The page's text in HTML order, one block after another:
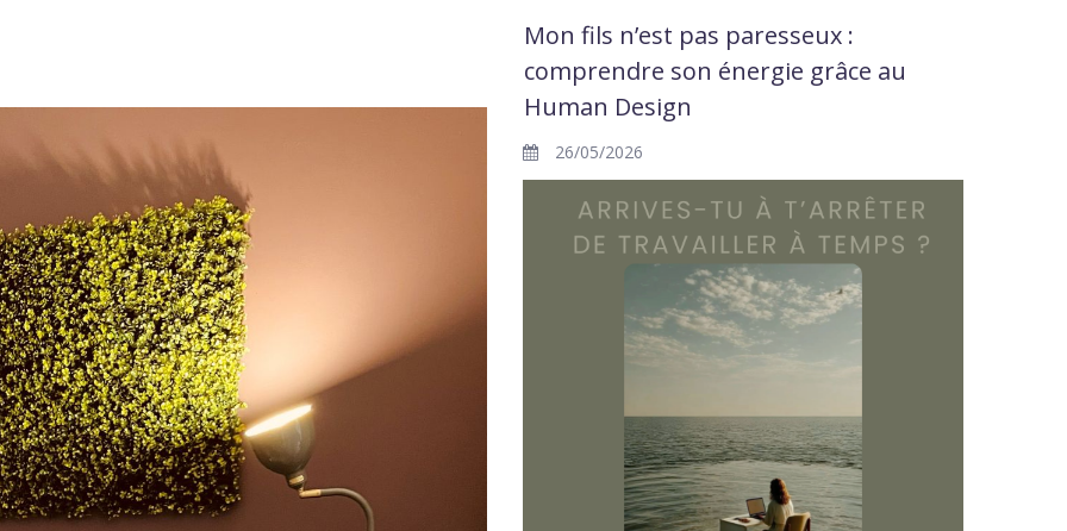
Mon fils n’est pas paresseux :
comprendre son énergie grâce au
Human Design
26/05/2026